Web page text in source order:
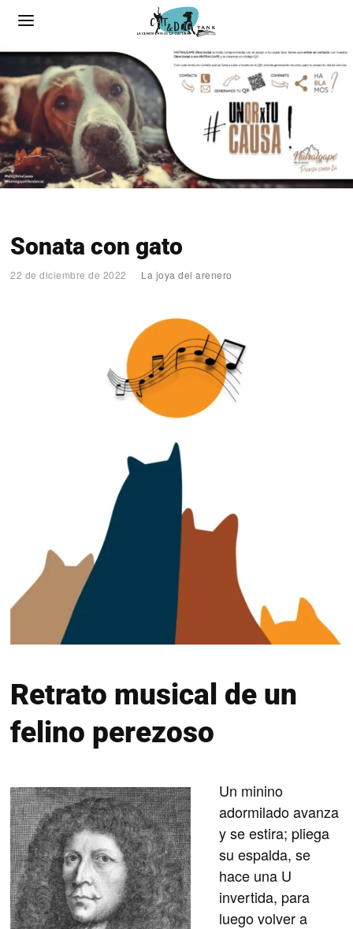
Sonata con gato
22 de diciembre de 2022 La joya del arenero
Retrato musical de un
felino perezoso
Un minino
adormilado avanza
y se estira; pliega
su espalda, se
hace una U
invertida, para
luego volver a